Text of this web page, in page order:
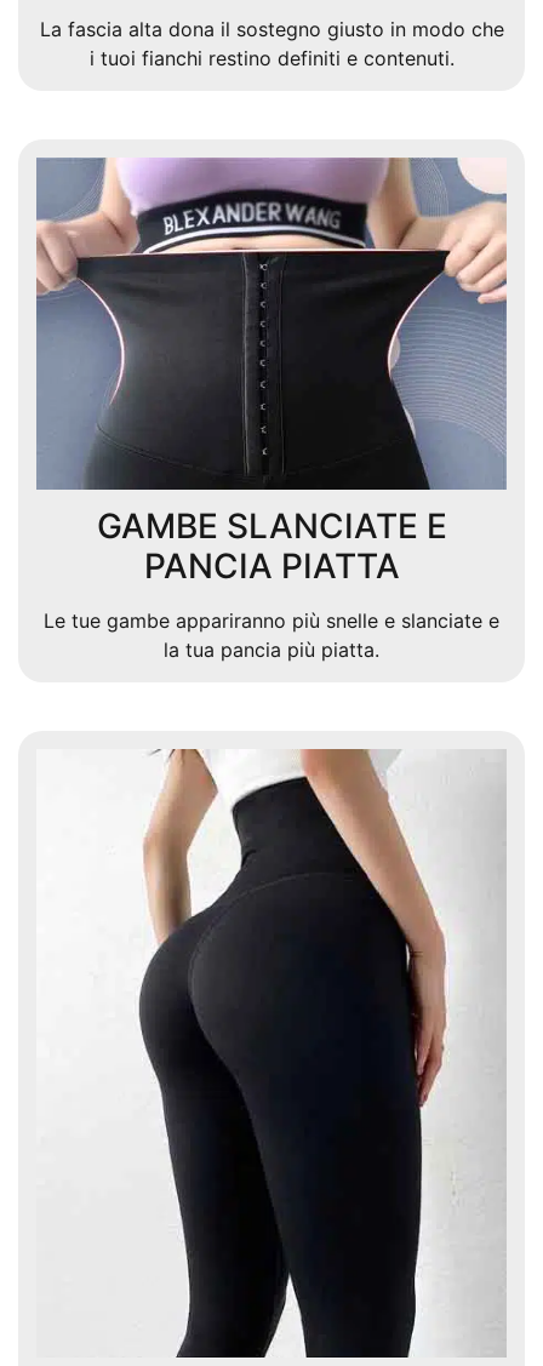
La fascia alta dona il sostegno giusto in modo che
i tuoi fianchi restino definiti e contenuti.
GAMBE SLANCIATE E
PANCIA PIATTA
Le tue gambe appariranno più snelle e slanciate e
la tua pancia più piatta.